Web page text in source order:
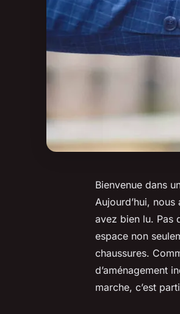
Bienvenue dans
Aujourd’hui,
avez bien lu. Pas
espace non
chaussures.
d’aménagement
marche, c’est